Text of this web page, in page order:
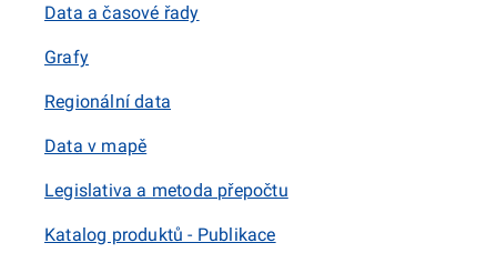
Data a časové řady
Grafy
Regionální data
Data v mapě
Legislativa a metoda přepočtu
Katalog produktů - Publikace